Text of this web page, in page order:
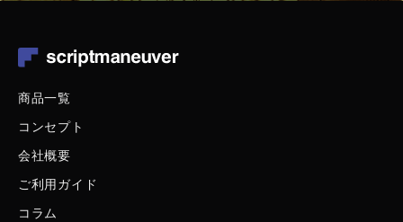
商品一覧
コンセプト
会社概要
ご利用ガイド
コラム